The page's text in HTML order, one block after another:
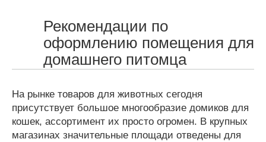
Рекомендации по
оформлению помещения для
домашнего питомца
На рынке товаров для животных сегодня
присутствует большое многообразие домиков для
кошек, ассортимент их просто огромен. В крупных
магазинах значительные площади отведены для